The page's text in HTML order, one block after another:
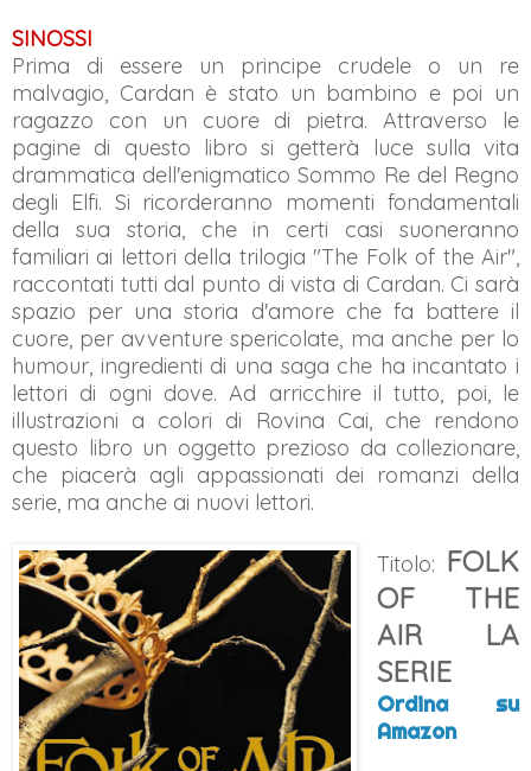
SINOSSI
Prima di essere un principe crudele o un re
malvagio, Cardan è stato un bambino e poi un
ragazzo con un cuore di pietra. Attraverso le
pagine di questo libro si getterà luce sulla vita
drammatica dell'enigmatico Sommo Re del Regno
degli Elfi. Si ricorderanno momenti fondamentali
della sua storia, che in certi casi suoneranno
familiari ai lettori della trilogia "The Folk of the Air",
raccontati tutti dal punto di vista di Cardan. Ci sarà
spazio per una storia d'amore che fa battere il
cuore, per avventure spericolate, ma anche per lo
humour, ingredienti di una saga che ha incantato i
lettori di ogni dove. Ad arricchire il tutto, poi, le
illustrazioni a colori di Rovina Cai, che rendono
questo libro un oggetto prezioso da collezionare,
che piacerà agli appassionati dei romanzi della
serie, ma anche ai nuovi lettori.
Titolo: FOLK
OF THE
AIR LA
SERIE
Ordina su
Amazon